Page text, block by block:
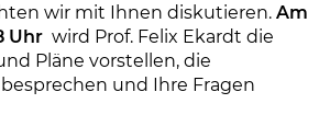
wir mit Ihnen diskutieren. Am
Uhr wird Prof. Felix Ekardt die
Pläne vorstellen, die
und Ihre Fragen